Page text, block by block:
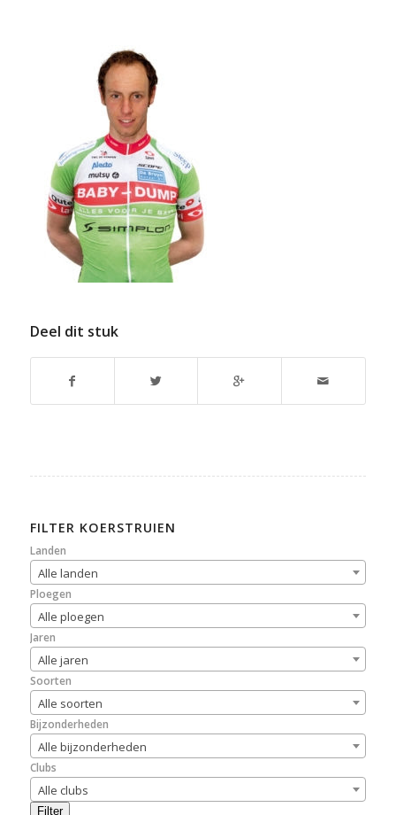
Deel dit stuk
FILTER KOERSTRUIEN
Landen
Alle landen
Ploegen
Alle ploegen
Jaren
Alle jaren
Soorten
Alle soorten
Bijzonderheden
Alle bijzonderheden
Clubs
Alle clubs
Filter